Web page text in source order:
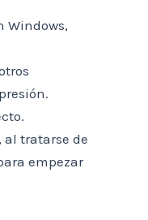
Windows,
tratarse de
empezar